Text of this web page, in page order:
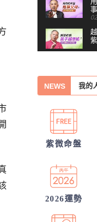
NEWS
他會
你們
從姓
另一
紫微命盤
2026運勢